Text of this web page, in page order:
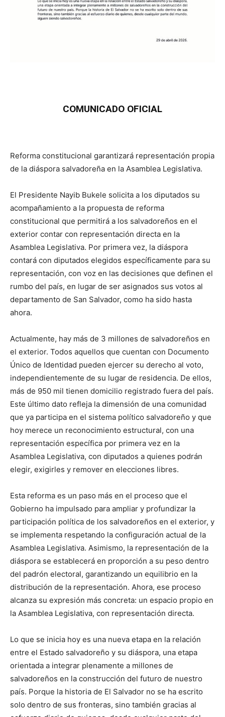
COMUNICADO OFICIAL
Reforma constitucional garantizará representación propia
de la diáspora salvadoreña en la Asamblea Legislativa.
El Presidente Nayib Bukele solicita a los diputados su
acompañamiento a la propuesta de reforma
constitucional que permitirá a los salvadoreños en el
exterior contar con representación directa en la
Asamblea Legislativa. Por primera vez, la diáspora
contará con diputados elegidos específicamente para su
representación, con voz en las decisiones que definen el
rumbo del país, en lugar de ser asignados sus votos al
departamento de San Salvador, como ha sido hasta
ahora.
Actualmente, hay más de 3 millones de salvadoreños en
el exterior. Todos aquellos que cuentan con Documento
Único de Identidad pueden ejercer su derecho al voto,
independientemente de su lugar de residencia. De ellos,
más de 950 mil tienen domicilio registrado fuera del país.
Este último dato refleja la dimensión de una comunidad
que ya participa en el sistema político salvadoreño y que
hoy merece un reconocimiento estructural, con una
representación específica por primera vez en la
Asamblea Legislativa, con diputados a quienes podrán
elegir, exigirles y remover en elecciones libres.
Esta reforma es un paso más en el proceso que el
Gobierno ha impulsado para ampliar y profundizar la
participación política de los salvadoreños en el exterior, y
se implementa respetando la configuración actual de la
Asamblea Legislativa. Asimismo, la representación de la
diáspora se establecerá en proporción a su peso dentro
del padrón electoral, garantizando un equilibrio en la
distribución de la representación. Ahora, ese proceso
alcanza su expresión más concreta: un espacio propio en
la Asamblea Legislativa, con representación directa.
Lo que se inicia hoy es una nueva etapa en la relación
entre el Estado salvadoreño y su diáspora, una etapa
orientada a integrar plenamente a millones de
salvadoreños en la construcción del futuro de nuestro
país. Porque la historia de El Salvador no se ha escrito
solo dentro de sus fronteras, sino también gracias al